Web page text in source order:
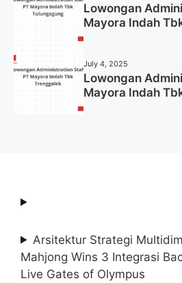
Lowongan
Mayora Indah
July 4, 2025
Lowongan
Mayora Indah
Arsitektur Strategi
Mahjong Wins 3 Integrasi
Live Gates of Olympus